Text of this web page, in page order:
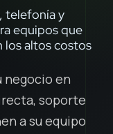
telefonía y
equipos que
los altos costos
negocio en
soporte
a su equipo